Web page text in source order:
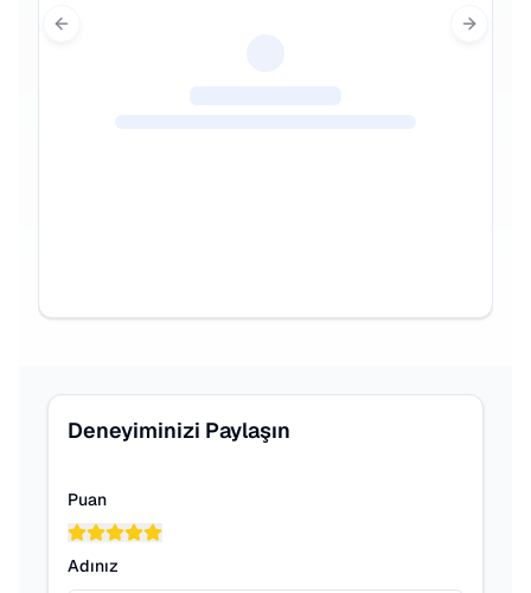
Previous slide Next
Deneyiminizi Paylaşın
Puan
Adınız